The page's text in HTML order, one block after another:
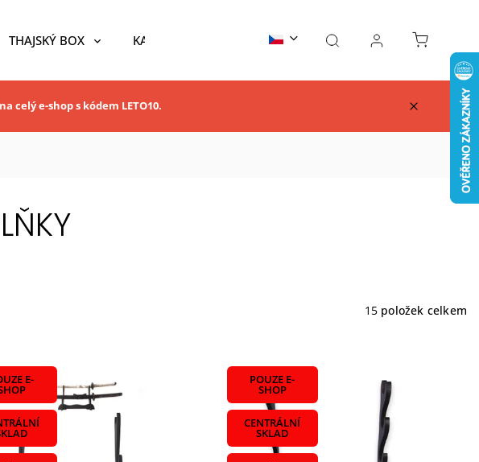
THAJSKÝ BOX KARATE TAEKWONDO AIKIDO
celý e-shop s kódem LETO10.
15 položek celkem
E- POUZE E-
SHOP
CENTRÁLNÍ
SKLAD